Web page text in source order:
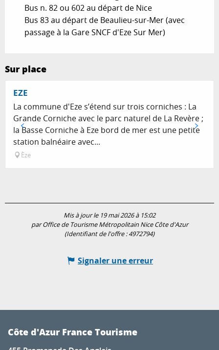
Bus n. 82 ou 602 au départ de Nice
Bus 83 au départ de Beaulieu-sur-Mer (avec
passage à la Gare SNCF d'Eze Sur Mer)
Sur place
EZE
La commune d'Eze s’étend sur trois corniches : La
Grande Corniche avec le parc naturel de La Revère ;
la Basse Corniche à Eze bord de mer est une petite
station balnéaire avec...
Èze
Mis à jour le 19 mai 2026 à 15:02
par Office de Tourisme Métropolitain Nice Côte d'Azur
(Identifiant de l'offre :4972794)
Signaler une erreur
Côte d'Azur France Tourisme